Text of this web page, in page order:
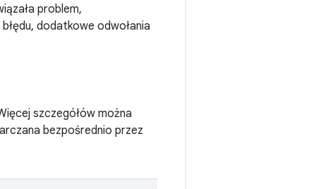
problem,
dodatkowe odwołania
szczegółów można
bezpośrednio przez